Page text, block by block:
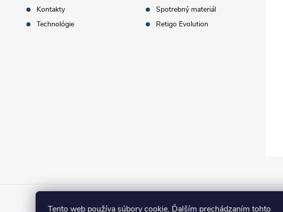
Tento web používa súbory cookie. Ďalším prechádzaním tohto
Kontakty
Technológie
Spotrebný materiál
Retigo Evolution